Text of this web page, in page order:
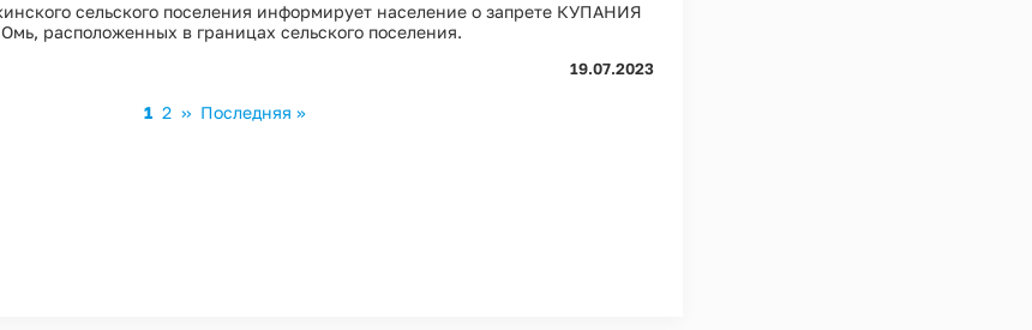
сельского поселения информирует население о запрете КУПАНИЯ
расположенных в границах сельского поселения.
19.07.2023
Текущая
1 Page
2 Следующая
›› Последняя
Последняя »